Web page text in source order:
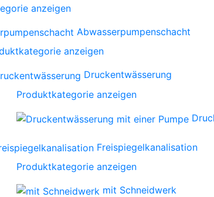
anzeigen
Abwasserpumpenschacht
anzeigen
Druckentwässerung
Produktkategorie anzeigen
Freispiegelkanalisation
Produktkategorie anzeigen
mit Schneidwerk